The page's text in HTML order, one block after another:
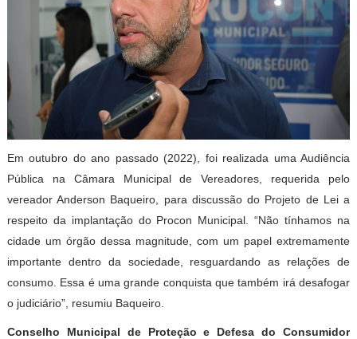
Em outubro do ano passado (2022), foi realizada uma Audiência
Pública na Câmara Municipal de Vereadores, requerida pelo
vereador Anderson Baqueiro, para discussão do Projeto de Lei a
respeito da implantação do Procon Municipal. “Não tínhamos na
cidade um órgão dessa magnitude, com um papel extremamente
importante dentro da sociedade, resguardando as relações de
consumo. Essa é uma grande conquista que também irá desafogar
o judiciário”, resumiu Baqueiro.
Conselho Municipal de Proteção e Defesa do Consumidor